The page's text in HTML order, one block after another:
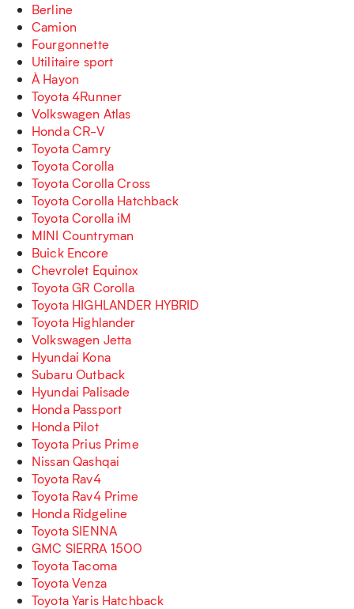
Berline
Camion
Fourgonnette
Utilitaire sport
À Hayon
Toyota 4Runner
Volkswagen Atlas
Honda CR-V
Toyota Camry
Toyota Corolla
Toyota Corolla Cross
Toyota Corolla Hatchback
Toyota Corolla iM
MINI Countryman
Buick Encore
Chevrolet Equinox
Toyota GR Corolla
Toyota HIGHLANDER HYBRID
Toyota Highlander
Volkswagen Jetta
Hyundai Kona
Subaru Outback
Hyundai Palisade
Honda Passport
Honda Pilot
Toyota Prius Prime
Nissan Qashqai
Toyota Rav4
Toyota Rav4 Prime
Honda Ridgeline
Toyota SIENNA
GMC SIERRA 1500
Toyota Tacoma
Toyota Venza
Toyota Yaris Hatchback